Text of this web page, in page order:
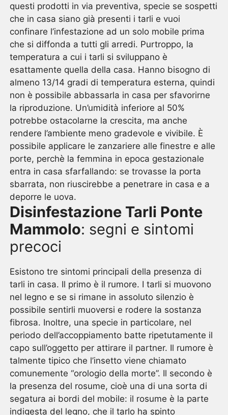
questi prodotti in via preventiva, specie se sospetti
che in casa siano già presenti i tarli e vuoi
confinare l’infestazione ad un solo mobile prima
che si diffonda a tutti gli arredi. Purtroppo, la
temperatura a cui i tarli si sviluppano è
esattamente quella della casa. Hanno bisogno di
almeno 13/14 gradi di temperatura esterna, quindi
non è possibile abbassarla in casa per sfavorirne
la riproduzione. Un’umidità inferiore al 50%
potrebbe ostacolarne la crescita, ma anche
rendere l’ambiente meno gradevole e vivibile. È
possibile applicare le zanzariere alle finestre e alle
porte, perchè la femmina in epoca gestazionale
entra in casa sfarfallando: se trovasse la porta
sbarrata, non riuscirebbe a penetrare in casa e a
deporre le uova.
Disinfestazione Tarli Ponte
Mammolo: segni e sintomi
precoci
Esistono tre sintomi principali della presenza di
tarli in casa. Il primo è il rumore. I tarli si muovono
nel legno e se si rimane in assoluto silenzio è
possibile sentirli muoversi e rodere la sostanza
fibrosa. Inoltre, una specie in particolare, nel
periodo dell’accoppiamento batte ripetutamente il
capo sull’oggetto per attirare il partner. Il rumore è
talmente tipico che l’insetto viene chiamato
comunemente “orologio della morte”. Il secondo è
la presenza del rosume, cioè una di una sorta di
segatura ai bordi del mobile: il rosume è la parte
indigesta del legno, che il tarlo ha spinto